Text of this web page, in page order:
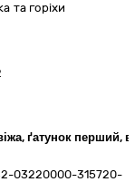
та горіхи
ґатунок перший,
03220000-315720-